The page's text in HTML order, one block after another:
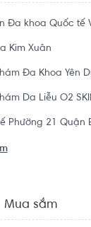
Kim Xuân
Đa Khoa Yên
Phường 21 Quận
Mua sắm